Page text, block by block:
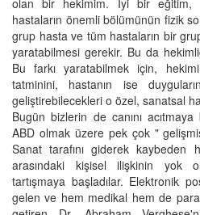
hastaların önemli bölümünün fizik
grup hasta ve tüm hastaların bir
yaratabilmesi gerekir. Bu da
Bu farkı yaratabilmek için,
tatminini, hastanın ise
geliştirebilecekleri o özel, sanatsal
Bugün bizlerin de canını
ABD olmak üzere pek çok "
Sanat tarafını giderek
arasındaki kişisel ilişkinin yok
tartışmaya başladılar. Elektronik
gelen ve hem medikal hem de